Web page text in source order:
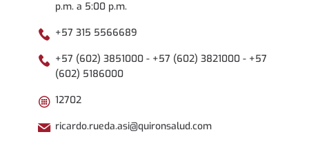
p.m. a 5:00 p.m.
+57 315 5566689
+57 (602) 3851000 - +57 (602) 3821000 - +57
(602) 5186000
12702
ricardo.rueda.asi@quironsalud.com